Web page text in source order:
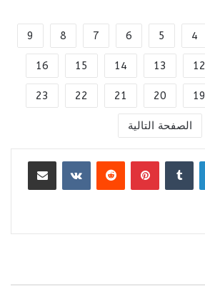
4
5
6
7
8
9
12
13
14
15
16
19
20
21
22
23
الصفحة التالية
لينكدإن بينتيريست مشاركة عبر البريد